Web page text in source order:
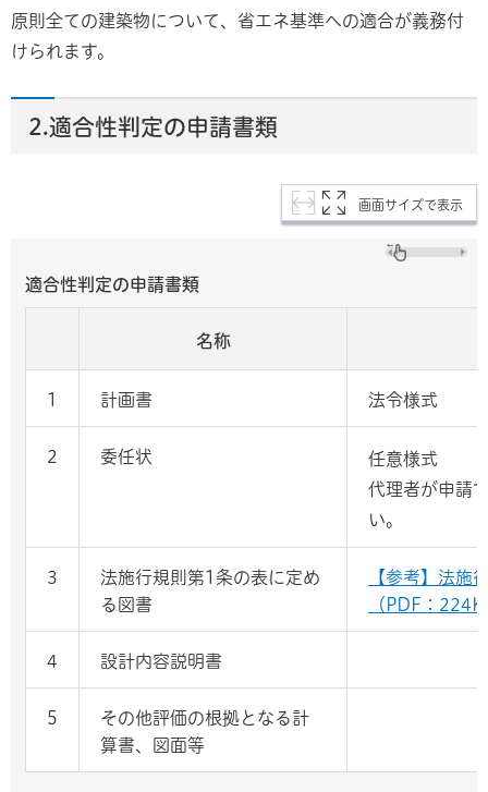
原則全ての建築物について、省エネ基準への適合が義務付
けられます。
2.適合性判定の申請書類
画面サイズで表示
適合性判定の申請書類
名称
1 計画書 法令様式
2 委任状
任意様式
代理者が申請
い。
3
法施行規則第1条の表に定め
る図書
【参考】法施
（PDF：
4 設計内容説明書
5
その他評価の根拠となる計
算書、図面等